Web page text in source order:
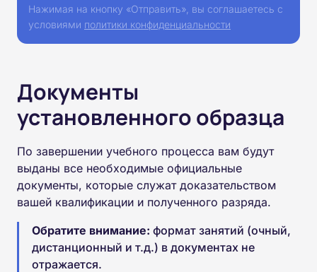
Нажимая на кнопку «Отправить», вы соглашаетесь с
условиями политики конфиденциальности
Документы
установленного образца
По завершении учебного процесса вам будут
выданы все необходимые официальные
документы, которые служат доказательством
вашей квалификации и полученного разряда.
Обратите внимание: формат занятий (очный,
дистанционный и т.д.) в документах не
отражается.